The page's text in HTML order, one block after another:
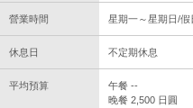
營業時間 星期一～星期日/
休息日 不定期休息
平均預算
午餐 --
晚餐 2,500 日圓